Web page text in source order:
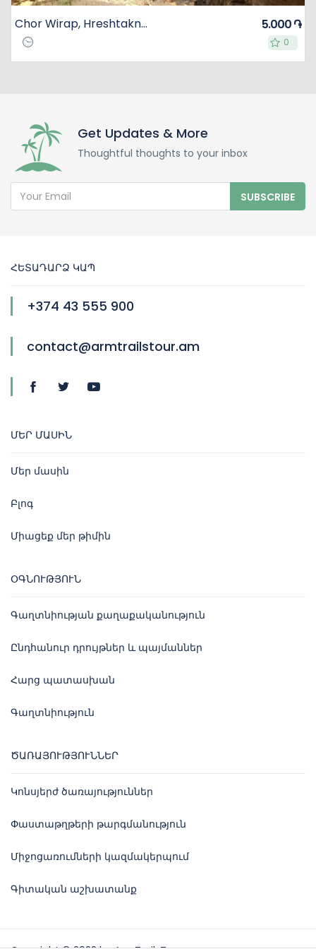
Chor Wirap, Hreshtakneri Dzor, Tapi berd
0
0
5.000 ֏
Get Updates & More
Thoughtful thoughts to your inbox
SUBSCRIBE
ՀԵՏԱԴԱՐՁ ԿԱՊ
+374 43 555 900
contact@armtrailstour.am
ՄԵՐ ՄԱՍԻՆ
Մեր մասին
Բլոգ
Միացեք մեր թիմին
ՕԳՆՈՒԹՅՈՒՆ
Գաղտնիության քաղաքականություն
Ընդհանուր դրույթներ և պայմաններ
Հարց պատասխան
Գաղտնիություն
ԾԱՌԱՅՈՒԹՅՈՒՆՆԵՐ
Կոնսյերժ ծառայություններ
Փաստաթղթերի թարգմանություն
Միջոցառումների կազմակերպում
Գիտական աշխատանք